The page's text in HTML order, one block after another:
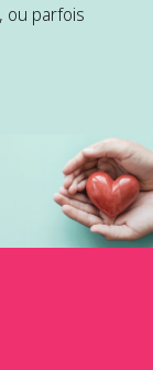
ou parfois